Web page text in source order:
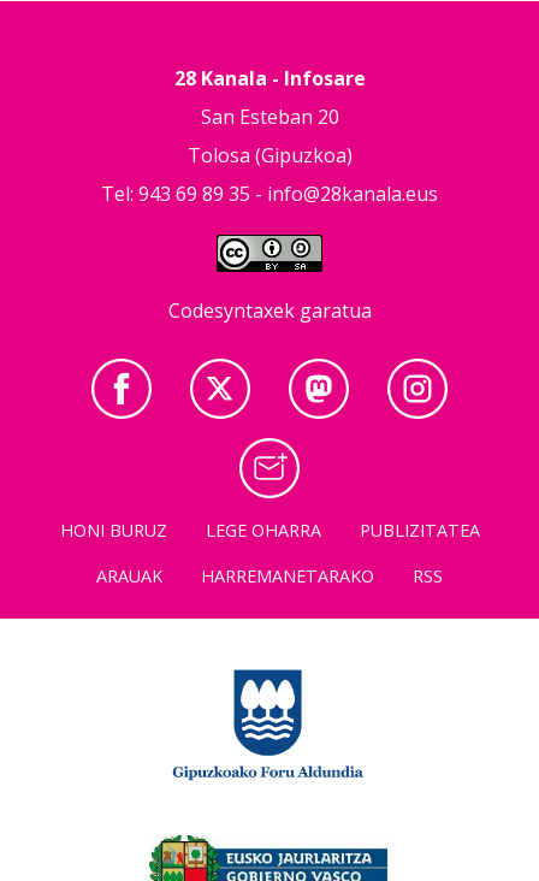
28 Kanala - Infosare
San Esteban 20
Tolosa (Gipuzkoa)
Tel: 943 69 89 35 - info@28kanala.eus
Codesyntaxek garatua
HONI BURUZ LEGE OHARRA
PUBLIZITATEA
ARAUAK
HARREMANETARAKO RSS